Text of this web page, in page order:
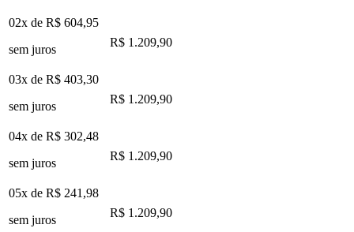
02x de R$ 604,95
sem juros
R$ 1.209,90
03x de R$ 403,30
sem juros
R$ 1.209,90
04x de R$ 302,48
sem juros
R$ 1.209,90
05x de R$ 241,98
sem juros
R$ 1.209,90